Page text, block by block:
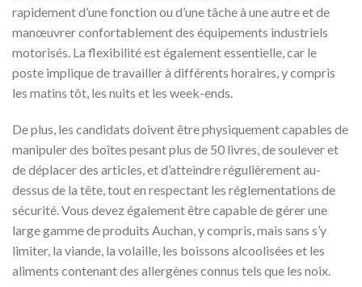
rapidement d’une fonction ou d’une tâche à une autre et de
manœuvrer confortablement des équipements industriels
motorisés. La flexibilité est également essentielle, car le
poste implique de travailler à différents horaires, y compris
les matins tôt, les nuits et les week-ends.
De plus, les candidats doivent être physiquement capables de
manipuler des boîtes pesant plus de 50 livres, de soulever et
de déplacer des articles, et d’atteindre régulièrement au-
dessus de la tête, tout en respectant les réglementations de
sécurité. Vous devez également être capable de gérer une
large gamme de produits Auchan, y compris, mais sans s’y
limiter, la viande, la volaille, les boissons alcoolisées et les
aliments contenant des allergènes connus tels que les noix.